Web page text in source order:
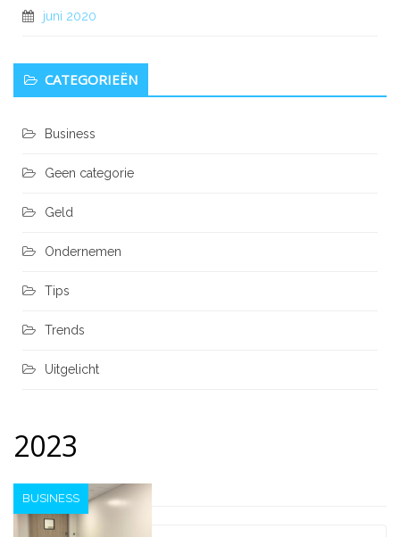
juni 2020
CATEGORIEËN
Business
Geen categorie
Geld
Ondernemen
Tips
Trends
Uitgelicht
2023
BUSINESS